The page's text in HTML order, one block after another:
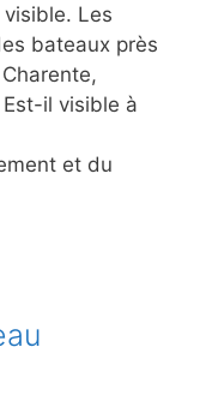
Les
bateaux près
il visible à
et du